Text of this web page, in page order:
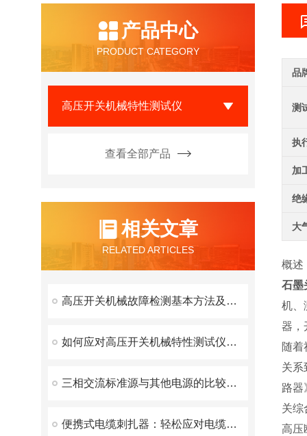
产品中心
PRODUCT CATEGORY
高压开关机械特性测试仪
查看全部产品
相关文章
RELATED ARTICLES
高压开关机械故障检测基本方法及原理
如何应对高压开关机械特性测试仪常见的故障
三相交流标准源与其他电源的比较分析
便携式电缆刺扎器：轻松应对电缆检测新挑战
品
测
执
加
绝
大
概述
石墨
机、
器，
随
关系
路器
关综
高压